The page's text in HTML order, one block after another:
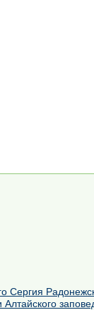
Сергия